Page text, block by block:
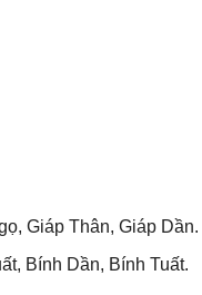
Giáp Thân, Giáp Dần.
Bính Dần, Bính Tuất.